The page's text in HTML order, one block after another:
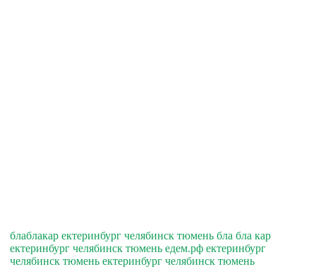
блаблакар ектеринбург челябинск тюмень бла бла кар
ектеринбург челябинск тюмень едем.рф ектеринбург
челябинск тюмень ектеринбург челябинск тюмень